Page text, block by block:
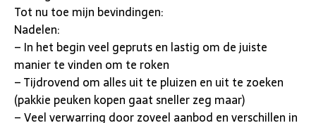
Tot nu toe mijn bevindingen:
Nadelen:
– In het begin veel gepruts en lastig om de juiste
manier te vinden om te roken
– Tijdrovend om alles uit te pluizen en uit te zoeken
(pakkie peuken kopen gaat sneller zeg maar)
– Veel verwarring door zoveel aanbod en verschillen in